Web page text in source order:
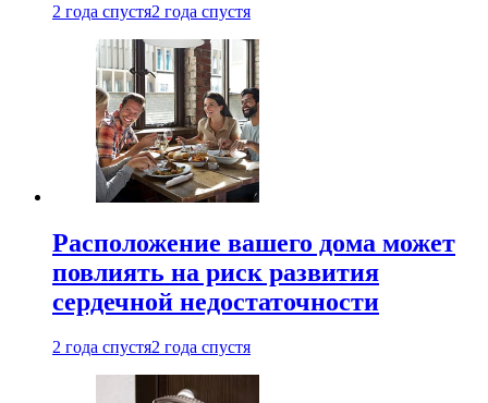
2 года спустя2 года спустя
Расположение вашего дома может
повлиять на риск развития
сердечной недостаточности
2 года спустя2 года спустя